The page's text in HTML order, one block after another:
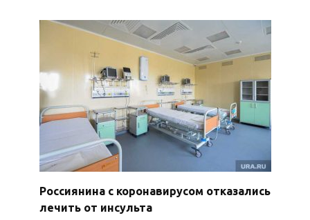
Россиянина с коронавирусом отказались
лечить от инсульта